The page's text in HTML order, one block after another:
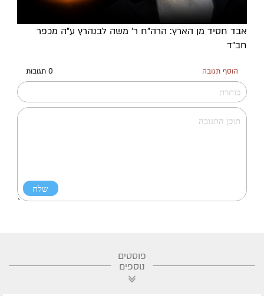
אבד חסיד מן הארץ: הרה"ח ר' משה לבנהרץ ע"ה מכפר
חב"ד
הוסף תגובה 0 תגובות
פוסטים
נוספים